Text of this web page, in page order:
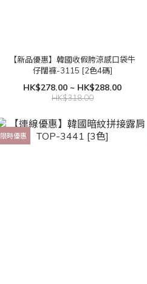
【新品優惠】韓國收假胯涼感口袋牛
仔闊褲-3115 [2色4碼]
HK$278.00 ~ HK$288.00
HK$318.00
限時優惠